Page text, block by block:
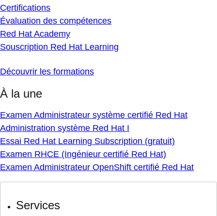
Certifications
Évaluation des compétences
Red Hat Academy
Souscription Red Hat Learning
Découvrir les formations
À la une
Examen Administrateur système certifié Red Hat
Administration système Red Hat I
Essai Red Hat Learning Subscription (gratuit)
Examen RHCE (Ingénieur certifié Red Hat)
Examen Administrateur OpenShift certifié Red Hat
Services